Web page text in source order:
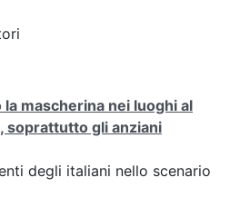
mascherina nei luoghi al
soprattutto gli anziani
degli italiani nello scenario